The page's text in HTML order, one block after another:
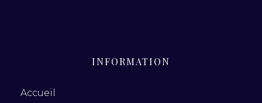
INFORMATION
Accueil